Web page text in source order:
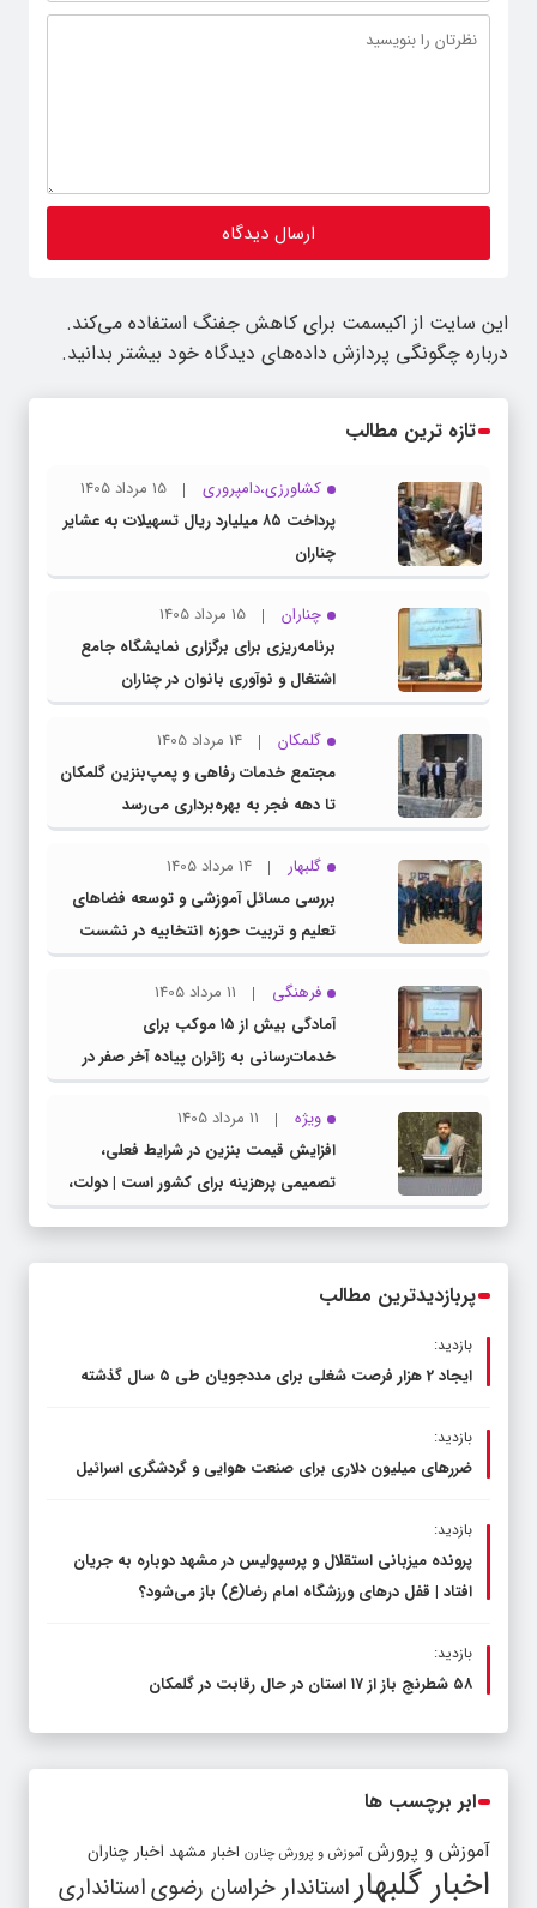
این سایت از اکیسمت برای کاهش جفنگ استفاده می‌کند.
درباره چگونگی پردازش داده‌های دیدگاه خود بیشتر بدانید.
تازه ترین مطالب
کشاورزی،دامپروری
15 مرداد 1405
پرداخت ۸۵ میلیارد ریال تسهیلات به عشایر
چناران
چناران
15 مرداد 1405
برنامه‌ریزی برای برگزاری نمایشگاه جامع
اشتغال و نوآوری بانوان در چناران
گلمکان
14 مرداد 1405
مجتمع خدمات رفاهی و پمپ‌بنزین گلمکان
تا دهه فجر به بهره‌برداری می‌رسد
گلبهار
14 مرداد 1405
بررسی مسائل آموزشی و توسعه فضاهای
تعلیم و تربیت حوزه انتخابیه در نشست
مشترک عضو کمیسیون آموزش مجلس با
مدیرکل آموزش و پرورش خراسان رضوی
فرهنگی
11 مرداد 1405
آمادگی بیش از ۱۵ موکب برای
خدمات‌رسانی به زائران پیاده آخر صفر در
شهرستان چناران
ویژه
11 مرداد 1405
افزایش قیمت بنزین در شرایط فعلی،
تصمیمی پرهزینه برای کشور است | دولت،
قاچاق سوخت و عوامل اصلی ناترازی را
پربازدیدترین مطالب
بازدید:
ایجاد 2 هزار فرصت شغلی برای مددجویان طی ۵ سال گذشته
بازدید:
ضررهای میلیون دلاری برای صنعت هوایی و گردشگری اسرائیل
بازدید:
پرونده میزبانی استقلال و پرسپولیس در مشهد دوباره به جریان
افتاد | قفل در‌های ورزشگاه امام رضا(ع) باز می‌شود؟
بازدید:
۵۸ شطرنج‌ باز از ۱۷ استان در حال رقابت در گلمکان
ابر برچسب ها
آموزش و پرورش آموزش و پرورش چنارن اخبار مشهد اخبار چناران
اخبار گلبهاراستاندار خراسان رضویاستانداری